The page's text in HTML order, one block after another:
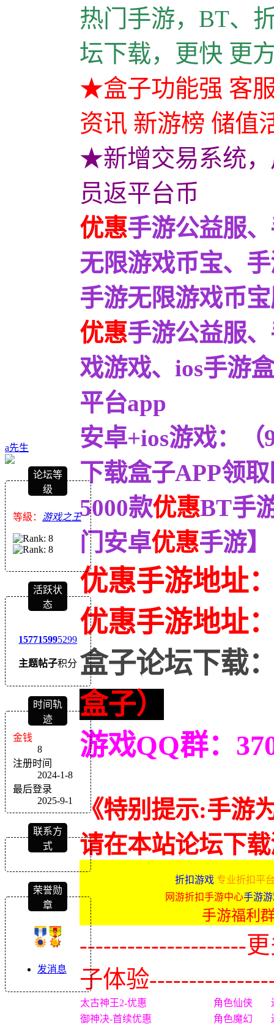
a先生
论坛等
级
等級： 游戏之王
活跃状
态
1577
主题
1599
帖子
5299
积分
时间轨
迹
金钱
8
注册时间
2024-1-8
最后登录
2025-9-1
联系方
式
荣誉勋
章
发消息
热门手游，BT、
坛下载，更快 更
★盒子功能强 客
资讯 新游榜 储值
★新增交易系统，
员返平台币
优惠手游公益服
无限游戏币宝、
手游无限游戏币宝
优惠手游公益服
戏游戏、ios手游
平台app
安卓+ios游戏：
下载盒子APP领
5000款优惠BT手
门安卓优惠手游】
优惠手游地址
优惠手游地址
盒子论坛下载
盒子）
游戏QQ群：
《特别提示:手游
请在本站论坛下
折扣游戏 专业折扣平
网游折扣手游中心手游
手游福利
---------------------
子体验
太古神王2-优惠 角色仙侠
御神决-首续优惠
角色魔幻